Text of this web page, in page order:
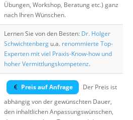
Übungen, Workshop, Beratung etc.) ganz
nach Ihren Wünschen.
Lernen Sie von den Besten: Dr. Holger
Schwichtenberg u.a. renommierte Top-
Experten mit viel Praxis-Know-how und
hoher Vermittlungskompetenz.
Preis auf Anfrage
Der Preis ist
abhängig von der gewünschten Dauer,
den inhaltlichen Anpassungswünschen,